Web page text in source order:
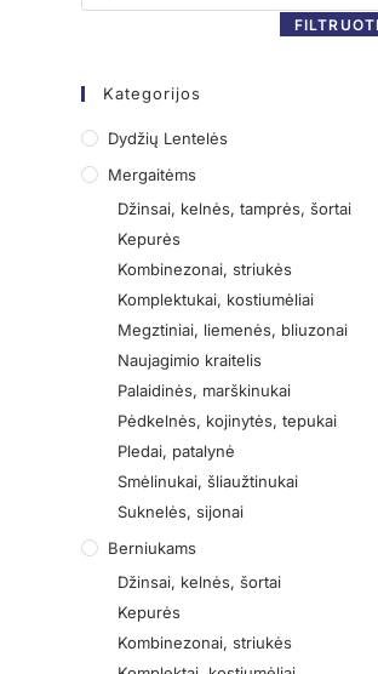
FILTRUOTI
Kategorijos
Dydžių Lentelės
Mergaitėms
Džinsai, kelnės, tamprės, šortai
Kepurės
Kombinezonai, striukės
Komplektukai, kostiumėliai
Megztiniai, liemenės, bliuzonai
Naujagimio kraitelis
Palaidinės, marškinukai
Pėdkelnės, kojinytės, tepukai
Pledai, patalynė
Smėlinukai, šliaužtinukai
Suknelės, sijonai
Berniukams
Džinsai, kelnės, šortai
Kepurės
Kombinezonai, striukės